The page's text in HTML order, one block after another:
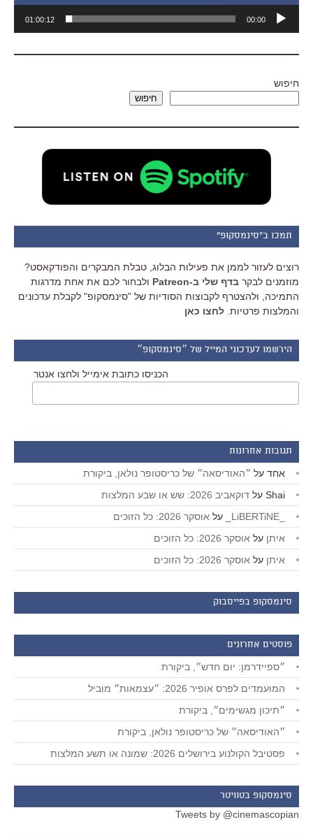
אודיו
00:00
01:00:12
חיפוש
חיפוש
תמכו ב"סינמסקופ"
רוצים לעזור לממן את פעילות הבלוג, טבלת המבקרים והפודקאסט?
מוזמנים לבקר בדף שלי ב-Patreon
ולבחור לכם את אחת מדרגות
התמיכה, ולהצטרף לקבוצות הסודיות של "סינמסקופ" לקבלת עדכונים
והמלצות פרטיות. לחצו כאן
הירשמו לעדכוני המייל של ״סינמסקופ״
הכניסו כתובת אימייל ולחצו אנטר
תגובות אחרונות
אחד על ״האודיסאה״ של כריסטופר נולאן, ביקורת
Shai על דוקאביב 2026: שש או שבע המלצות
על אוסקר 2026: כל הזוכים
איתן על אוסקר 2026: כל הזוכים
איתן על אוסקר 2026: כל הזוכים
סינמסקופ בפייסבוק
פוסטים אחרונים
״ספיידרמן: יום חדש״, ביקורת
המועמדים לפרס אופיר 2026: ״עצמאות״ מוביל
״תיכון מגשימים״, ביקורת
״האודיסאה״ של כריסטופר נולאן, ביקורת
פסטיבל הקולנוע בירושלים 2026: שמונה או תשע המלצות
סינמסקופ בטוויטר
Tweets by @cinemascopian